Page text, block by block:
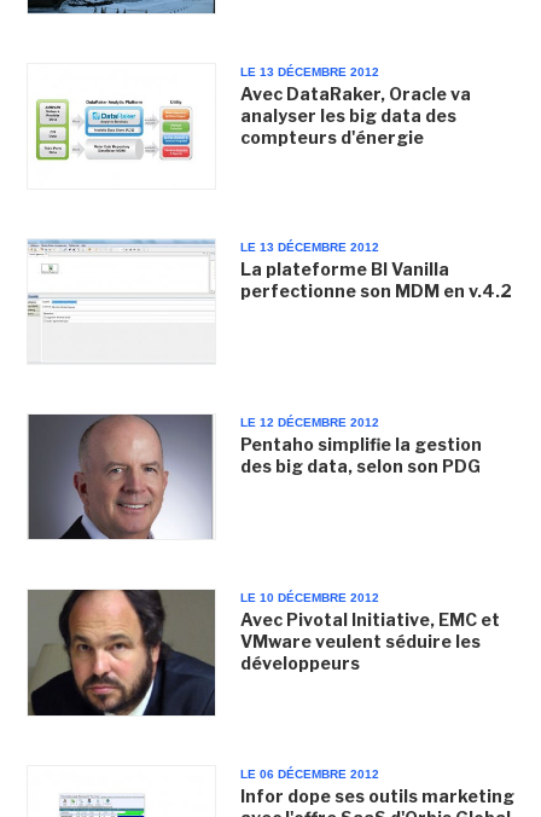
LE 13 DÉCEMBRE 2012
Avec DataRaker, Oracle va
analyser les big data des
compteurs d'énergie
LE 13 DÉCEMBRE 2012
La plateforme BI Vanilla
perfectionne son MDM en v.4.2
LE 12 DÉCEMBRE 2012
Pentaho simplifie la gestion
des big data, selon son PDG
LE 10 DÉCEMBRE 2012
Avec Pivotal Initiative, EMC et
VMware veulent séduire les
développeurs
LE 06 DÉCEMBRE 2012
Infor dope ses outils marketing